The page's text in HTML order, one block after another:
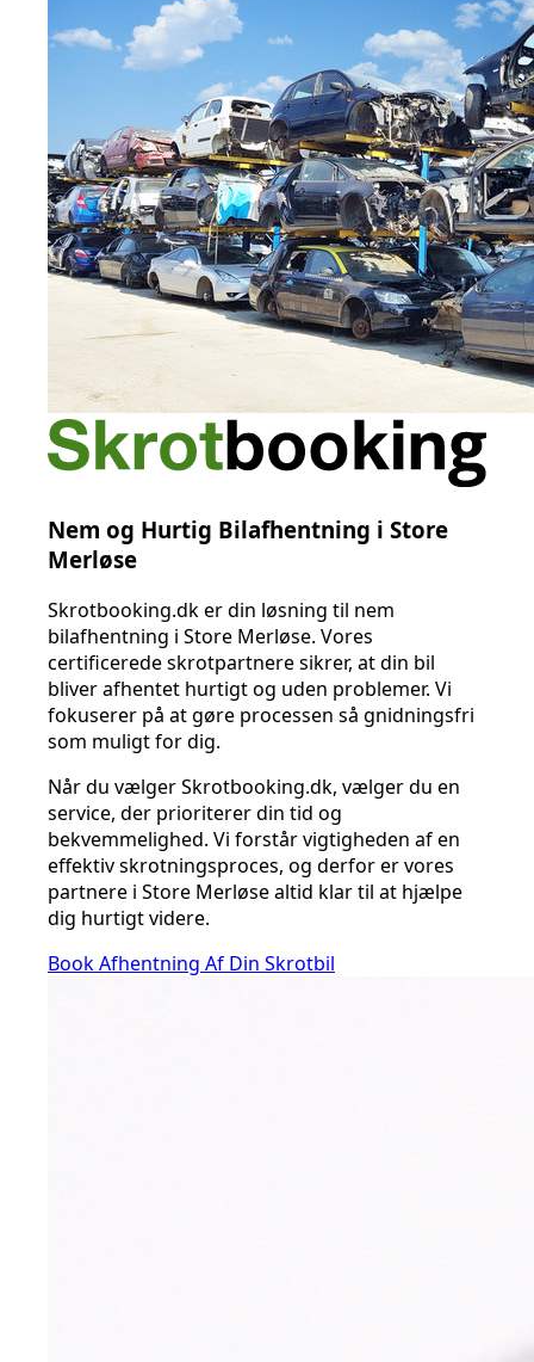
Nem og Hurtig Bilafhentning i Store
Merløse
Skrotbooking.dk er din løsning til nem
bilafhentning i Store Merløse. Vores
certificerede skrotpartnere sikrer, at din bil
bliver afhentet hurtigt og uden problemer. Vi
fokuserer på at gøre processen så gnidningsfri
som muligt for dig.
Når du vælger Skrotbooking.dk, vælger du en
service, der prioriterer din tid og
bekvemmelighed. Vi forstår vigtigheden af en
effektiv skrotningsproces, og derfor er vores
partnere i Store Merløse altid klar til at hjælpe
dig hurtigt videre.
Book Afhentning Af Din Skrotbil